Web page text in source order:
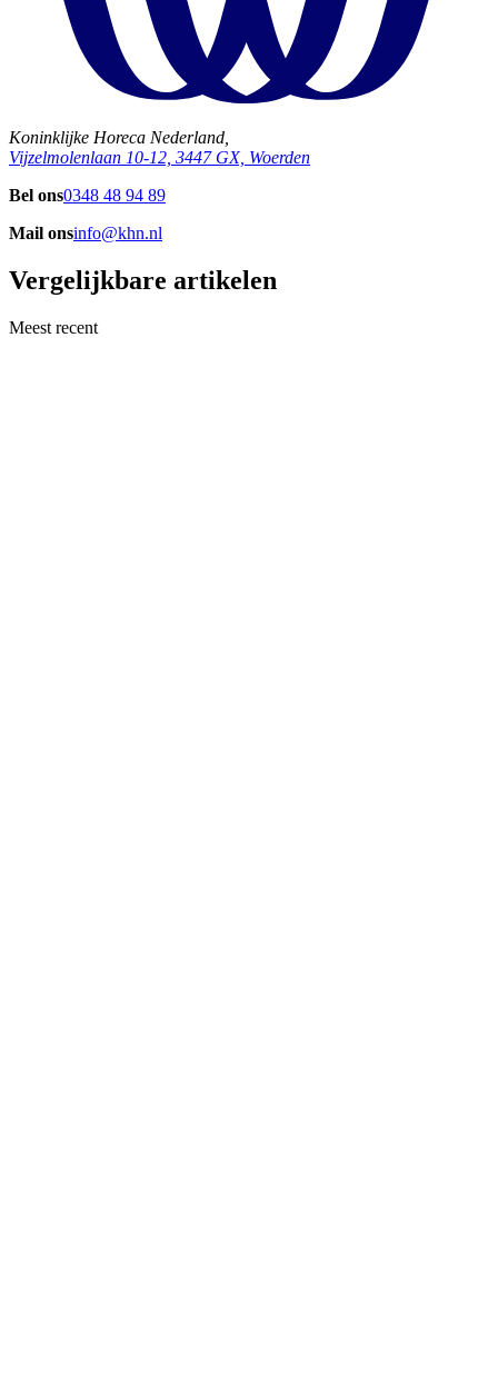
Koninklijke Horeca Nederland,
Vijzelmolenlaan 10-12, 3447 GX, Woerden
Bel ons0348 48 94 89
Mail onsinfo@khn.nl
Vergelijkbare artikelen
Meest recent